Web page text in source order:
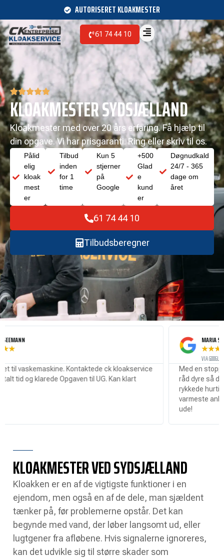
AUTORISERET KLOAKMESTER
61 74 44 10
KLOAKMESTER SYDSJÆLLAND
Kloakmester med over 20 års erfaring. Få hjælp til
din opgave. Vi har prisgaranti. Ring eller skriv til os.
Pålid
elig
kloak
mest
er
Tilbud
inden
for 1
time
Kun 5
stjerner
på
Google
+500
Glad
e
kund
er
Døgnudkald
24/7 - 365
dage om
året
61 74 44 10
Tilbudsberegner
Kontaktede ck kloakservice
og klarede Opgaven til UG. Kan klart
MARIA SØRENSEN
★★★ ★★
Med en stoppet
råd dyre så det var
rykkede hurtigt ud
varmeste
KLOAKMESTER VED SYDSJÆLLAND
Kloakken er en af de vigtigste funktioner i en
ejendom, men også en af de dele, man sjældent
tænker på, før problemerne opstår. Det kan
begynde med vand, der løber langsomt ud, eller
lugtgener fra afløbene. Hvis signalerne ignoreres,
kan det udvikle sig til større skader som